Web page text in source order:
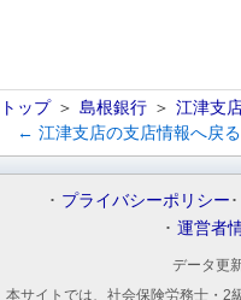
トップ 島根銀行 江津支
← 江津支店の支店情報へ戻る
プライバシーポリシー
運営者
データ更
本サイトでは、社会保険労務士・2